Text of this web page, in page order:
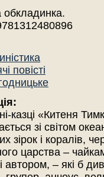
обкладинка.
повісті
казці «Китеня
зі світом
зірок і коралів,
царства –
автором, – які б